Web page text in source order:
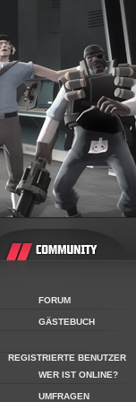
FORUM
GÄSTEBUCH
REGISTRIERTE BENUTZER
WER IST ONLINE?
UMFRAGEN